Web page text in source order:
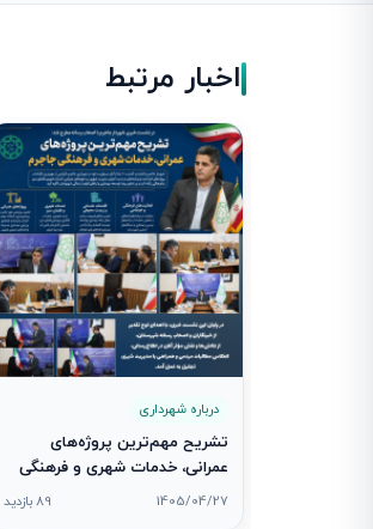
اخبار مرتبط
درباره شهرداری
تشریح مهم‌ترین پروژه‌های
عمرانی، خدمات شهری و فرهنگی
جاجرم در نشست خبری شهردار
1405/04/27 89 بازدید